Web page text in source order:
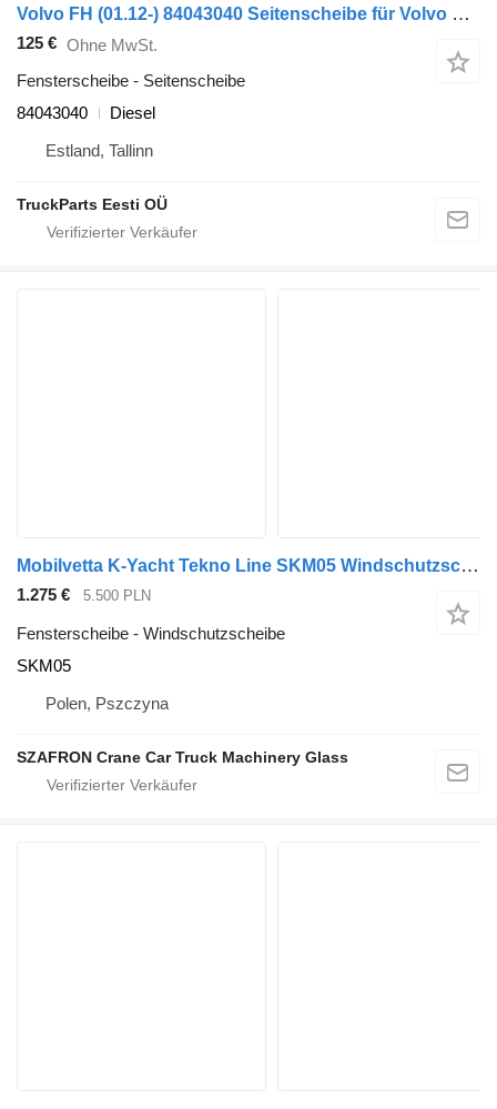
Volvo FH (01.12-) 84043040 Seitenscheibe für Volvo FH, FM, FMX-4 series (2013-) Sattelzugmaschine
125 € Ohne MwSt.
Fensterscheibe - Seitenscheibe
84043040
Diesel
Estland, Tallinn
TruckParts Eesti OÜ
Mobilvetta K-Yacht Tekno Line SKM05 Windschutzscheibe für Mobilvetta K-Yacht Wohnwagen und Wohnmobile
1.275 € 5.500 PLN
Fensterscheibe - Windschutzscheibe
SKM05
Polen, Pszczyna
SZAFRON Crane Car Truck Machinery Glass